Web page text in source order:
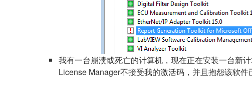
我有一台崩溃或死亡的计算机，现在正在安装一台新
License Manager不接受我的激活码，并且抱怨该软件